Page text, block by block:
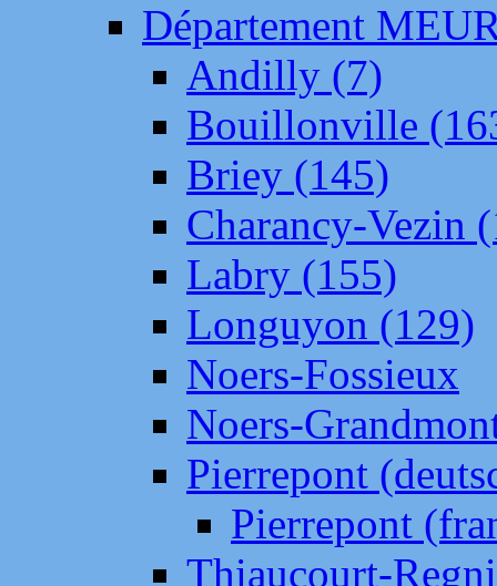
Département
Andilly (7)
Bouillonville
Briey (145)
Charancy-Vezin
Labry (155)
Longuyon (129)
Noers-Fossieux
Noers-
Pierrepont
Pierrepont
Thiaucourt-